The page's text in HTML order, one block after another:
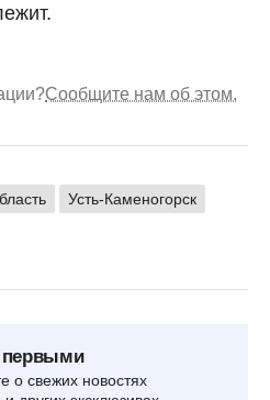
Сообщите нам об этом.
Усть-Каменогорск
первыми
о свежих новостях